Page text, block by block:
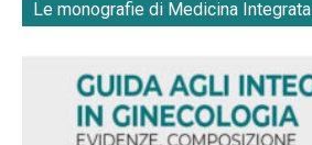
Le monografie di Medicina Integrata